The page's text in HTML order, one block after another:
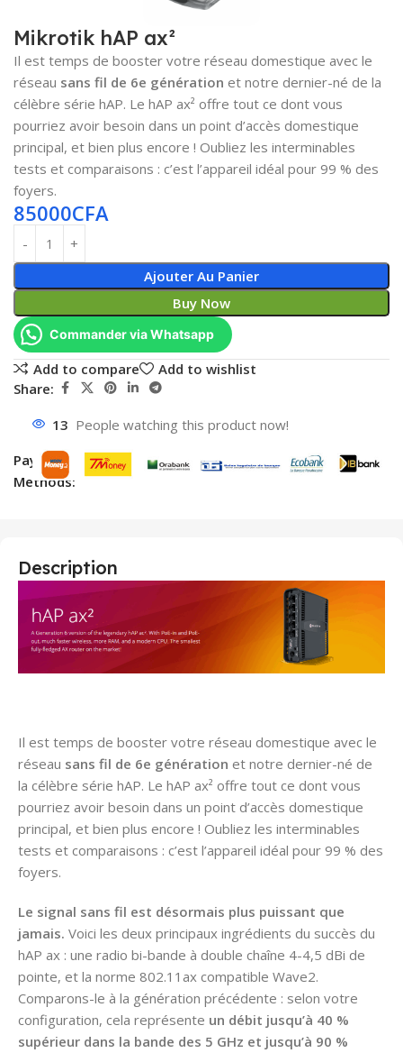
Mikrotik hAP ax²
Il est temps de booster votre réseau domestique avec le
réseau sans fil de 6e génération et notre dernier-né de la
célèbre série hAP. Le hAP ax² offre tout ce dont vous
pourriez avoir besoin dans un point d’accès domestique
principal, et bien plus encore ! Oubliez les interminables
tests et comparaisons : c’est l’appareil idéal pour 99 % des
foyers.
85000CFA
Ajouter Au Panier
Buy Now
Commander via Whatsapp
Add to compare
Add to wishlist
Share:
13 People watching this product now!
Payment
Methods:
Description
Il est temps de booster votre réseau domestique avec le
réseau sans fil de 6e génération et notre dernier-né de
la célèbre série hAP. Le hAP ax² offre tout ce dont vous
pourriez avoir besoin dans un point d’accès domestique
principal, et bien plus encore ! Oubliez les interminables
tests et comparaisons : c’est l’appareil idéal pour 99 % des
foyers.
Le signal sans fil est désormais plus puissant que
jamais. Voici les deux principaux ingrédients du succès du
hAP ax : une radio bi-bande à double chaîne 4-4,5 dBi de
pointe, et la norme 802.11ax compatible Wave2.
Comparons-le à la génération précédente : selon votre
configuration, cela représente un débit jusqu’à 40 %
supérieur dans la bande des 5 GHz et jusqu’à 90 %